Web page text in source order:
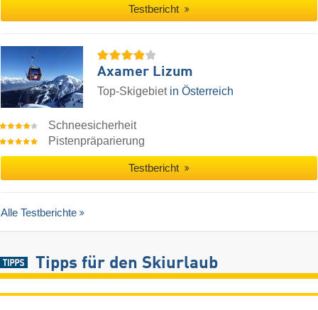
Testbericht
Axamer Lizum
Top-Skigebiet in Österreich
Schneesicherheit
Pistenpräparierung
Testbericht
Alle Testberichte
Tipps für den Skiurlaub